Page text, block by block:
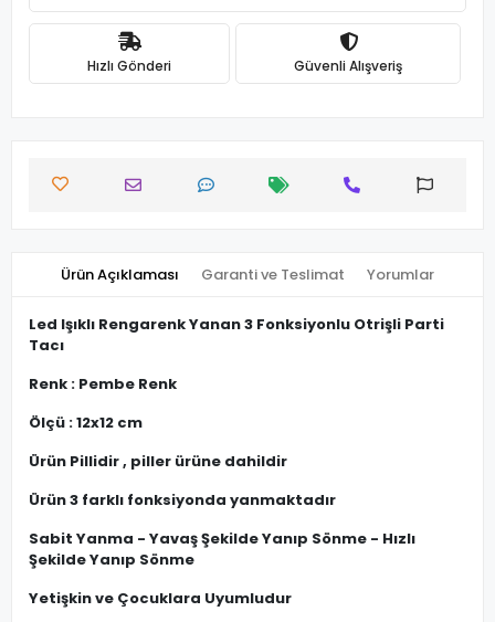
Hızlı Gönderi Güvenli Alışveriş
Ürün Açıklaması Garanti ve Teslimat Yorumlar
Led Işıklı Rengarenk Yanan 3 Fonksiyonlu Otrişli Parti
Tacı
Renk : Pembe Renk
Ölçü : 12x12 cm
Ürün Pillidir , piller ürüne dahildir
Ürün 3 farklı fonksiyonda yanmaktadır
Sabit Yanma - Yavaş Şekilde Yanıp Sönme - Hızlı
Şekilde Yanıp Sönme
Yetişkin ve Çocuklara Uyumludur